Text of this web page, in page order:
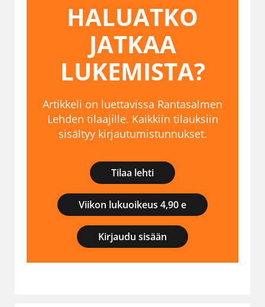
HALUATKO
JATKAA
LUKEMISTA?
Artikkeli on luettavissa Rantasalmen
Lehden tilaajille. Kaikkiin tilauksiin
sisältyy kirjautumistunnukset.
Tilaa lehti
Viikon lukuoikeus 4,90 e
Kirjaudu sisään